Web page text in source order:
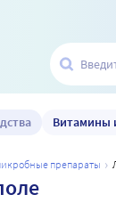
Витамины
препараты